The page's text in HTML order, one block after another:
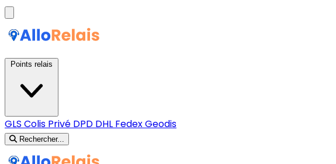
GLS Colis Privé DPD DHL FedexGeodis
Rechercher...